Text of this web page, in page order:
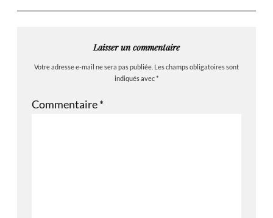
Laisser un commentaire
Votre adresse e-mail ne sera pas publiée. Les champs obligatoires sont
indiqués avec*
Commentaire*